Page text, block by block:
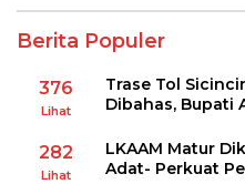
Berita Populer
376
Lihat
Trase Tol
Dibahas, Bupati
282
Lihat
LKAAM Matur
Adat- Perkuat